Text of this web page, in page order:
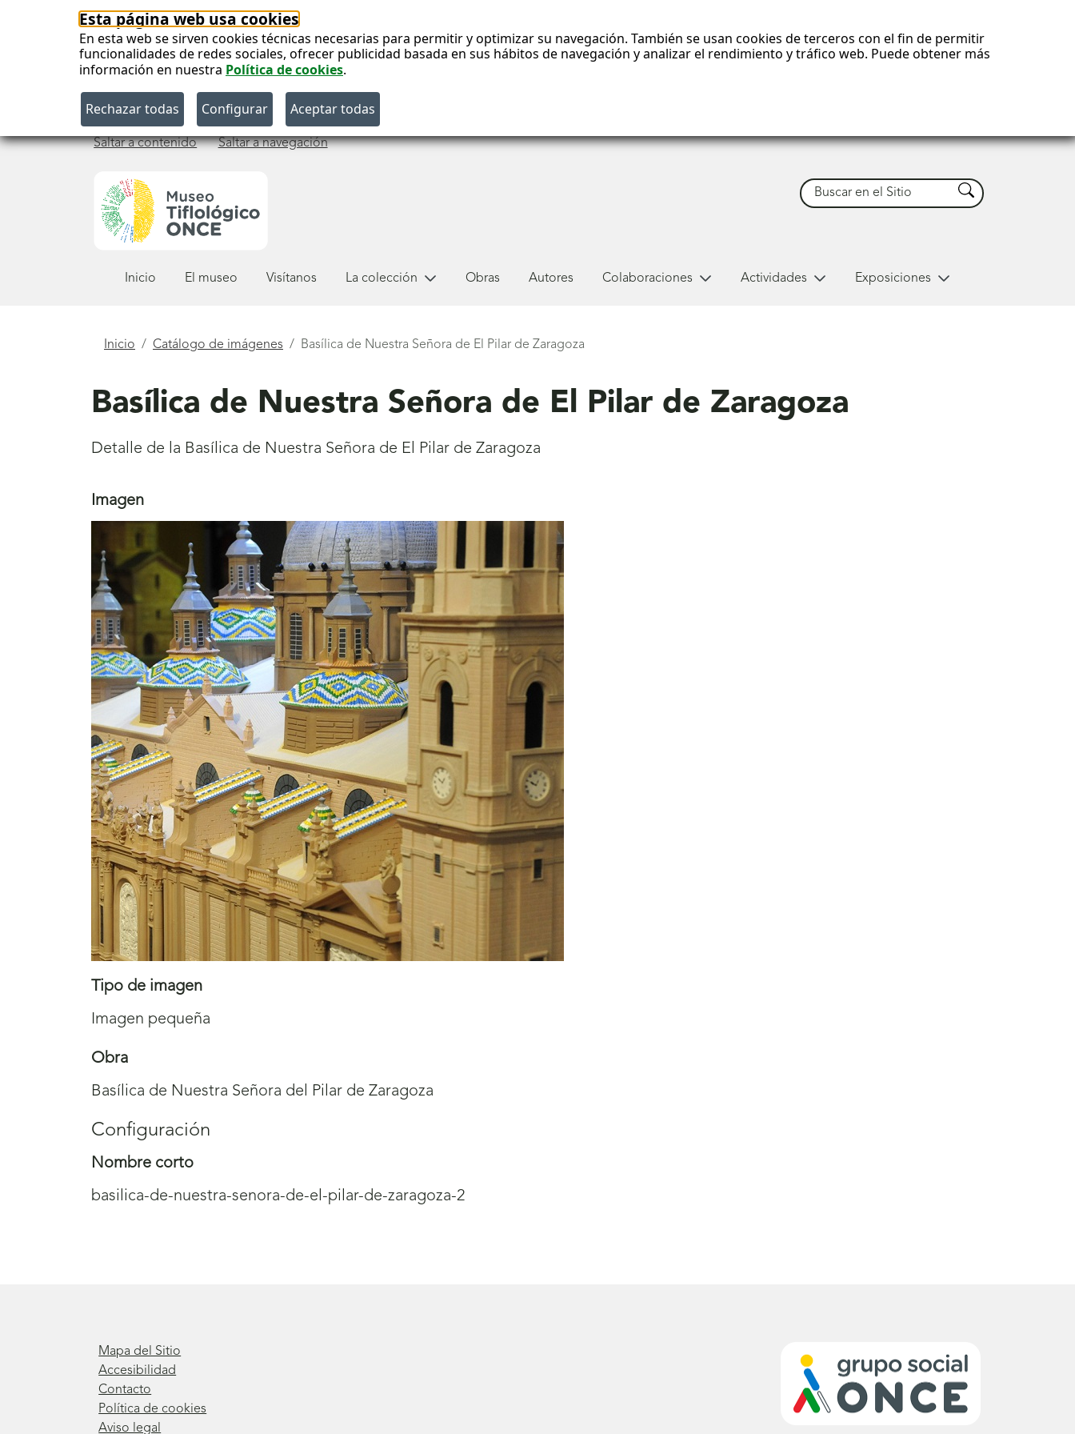
Esta página web usa cookies
En esta web se sirven cookies técnicas necesarias para permitir y optimizar su navegación. También se usan cookies de terceros con el fin de permitir
funcionalidades de redes sociales, ofrecer publicidad basada en sus hábitos de navegación y analizar el rendimiento y tráfico web. Puede obtener más
información en nuestra Política de cookies.
Saltar a contenido Saltar a navegación
Buscar Buscar
Inicio El museo Visítanos La colección Obras Autores Colaboraciones Actividades Exposiciones
Está
Inicio Catálogo de imágenes Basílica de Nuestra Señora de El Pilar de Zaragoza
Basílica de Nuestra Señora de El Pilar de Zaragoza
Detalle de la Basílica de Nuestra Señora de El Pilar de Zaragoza
Imagen
Tipo de imagen
Imagen pequeña
Obra
Basílica de Nuestra Señora del Pilar de Zaragoza
Configuración
Nombre corto
basilica-de-nuestra-senora-de-el-pilar-de-zaragoza-2
Mapa del Sitio
Accesibilidad
Contacto
Política de cookies
Aviso legal